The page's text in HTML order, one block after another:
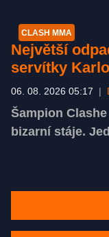
CLASH MMA
Největší
servítky
06. 08. 2026 05:17
Šampion
bizarní stáje.